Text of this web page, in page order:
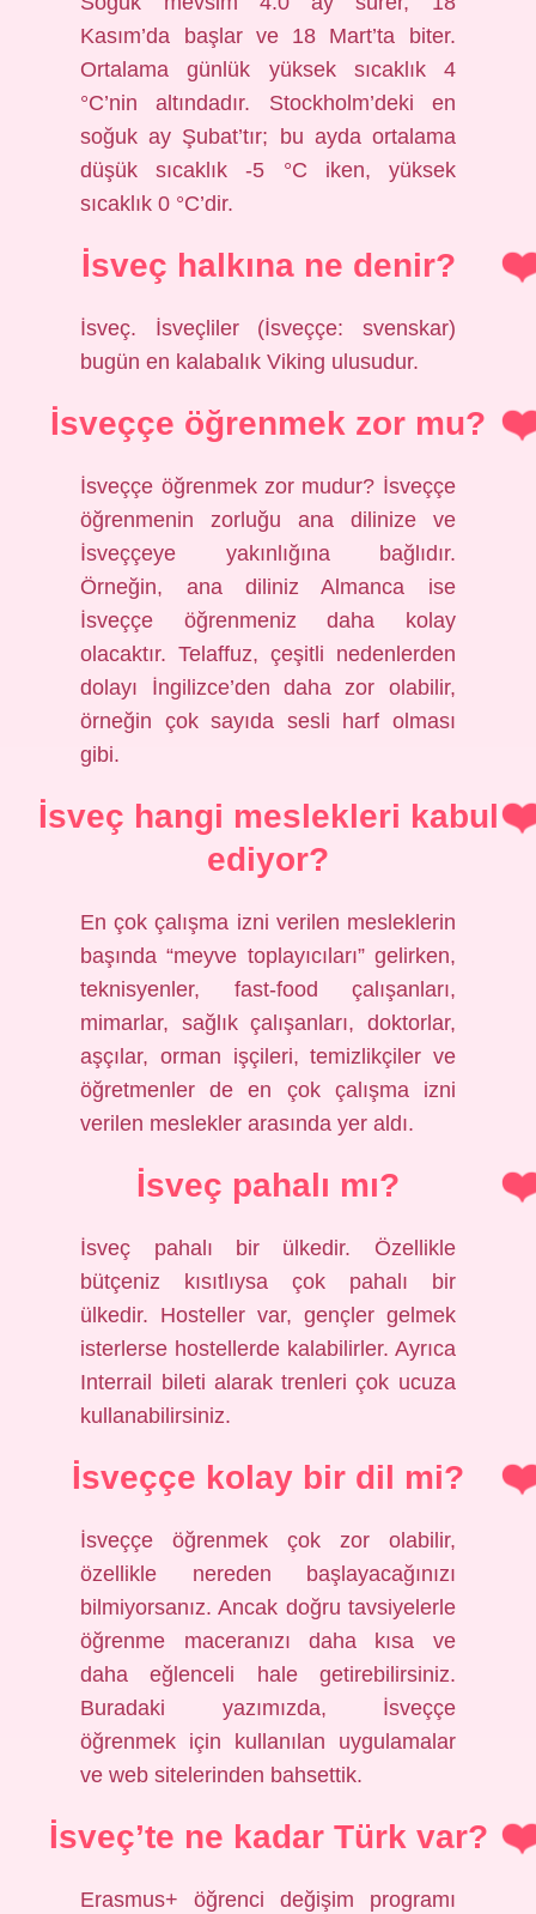
Kasım’da başlar ve 18 Mart’ta biter.
Ortalama günlük yüksek sıcaklık 4
°C’nin altındadır. Stockholm’deki en
soğuk ay Şubat’tır; bu ayda ortalama
düşük sıcaklık -5 °C iken, yüksek
sıcaklık 0 °C’dir.
İsveç halkına ne denir?
İsveç. İsveçliler (İsveççe: svenskar)
bugün en kalabalık Viking ulusudur.
İsveççe öğrenmek zor mu?
İsveççe öğrenmek zor mudur? İsveççe
öğrenmenin zorluğu ana dilinize ve
İsveççeye yakınlığına bağlıdır.
Örneğin, ana diliniz Almanca ise
İsveççe öğrenmeniz daha kolay
olacaktır. Telaffuz, çeşitli nedenlerden
dolayı İngilizce’den daha zor olabilir,
örneğin çok sayıda sesli harf olması
gibi.
İsveç hangi meslekleri kabul
ediyor?
En çok çalışma izni verilen mesleklerin
başında “meyve toplayıcıları” gelirken,
teknisyenler, fast-food çalışanları,
mimarlar, sağlık çalışanları, doktorlar,
aşçılar, orman işçileri, temizlikçiler ve
öğretmenler de en çok çalışma izni
verilen meslekler arasında yer aldı.
İsveç pahalı mı?
İsveç pahalı bir ülkedir. Özellikle
bütçeniz kısıtlıysa çok pahalı bir
ülkedir. Hosteller var, gençler gelmek
isterlerse hostellerde kalabilirler. Ayrıca
Interrail bileti alarak trenleri çok ucuza
kullanabilirsiniz.
İsveççe kolay bir dil mi?
İsveççe öğrenmek çok zor olabilir,
özellikle nereden başlayacağınızı
bilmiyorsanız. Ancak doğru tavsiyelerle
öğrenme maceranızı daha kısa ve
daha eğlenceli hale getirebilirsiniz.
Buradaki yazımızda, İsveççe
öğrenmek için kullanılan uygulamalar
ve web sitelerinden bahsettik.
İsveç’te ne kadar Türk var?
Erasmus+ öğrenci değişim programı